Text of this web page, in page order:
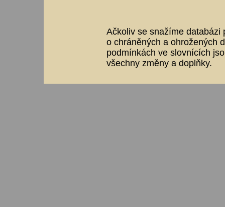
Ačkoliv se snažíme databázi
o chráněných a ohrožených
podmínkách ve slovnících
všechny změny a doplňky.